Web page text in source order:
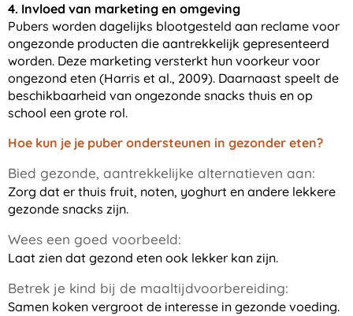
4. Invloed van marketing en omgeving
Pubers worden dagelijks blootgesteld aan reclame voor
ongezonde producten die aantrekkelijk gepresenteerd
worden. Deze marketing versterkt hun voorkeur voor
ongezond eten (Harris et al., 2009). Daarnaast speelt de
beschikbaarheid van ongezonde snacks thuis en op
school een grote rol.
Hoe kun je je puber ondersteunen in gezonder eten?
Bied gezonde, aantrekkelijke alternatieven aan:
Zorg dat er thuis fruit, noten, yoghurt en andere lekkere
gezonde snacks zijn.
Wees een goed voorbeeld:
Laat zien dat gezond eten ook lekker kan zijn.
Betrek je kind bij de maaltijdvoorbereiding:
Samen koken vergroot de interesse in gezonde voeding.